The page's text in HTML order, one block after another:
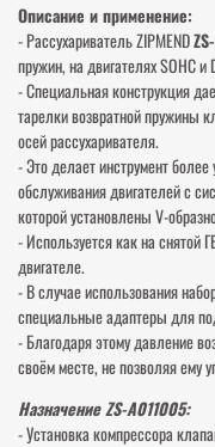
Описание и применение:
- Рассухариватель ZIPMEND
пружин, на двигателях SOHC и
- Специальная конструкция
тарелки возвратной пружины
осей рассухаривателя.
- Это делает инструмент
обслуживания двигателей с
которой установлены V-
- Используется как на снятой
двигателе.
- В случае использования
специальные адаптеры для
- Благодаря этому давление
своём месте, не позволяя ему
Назначение ZS-A011005:
- Установка компрессора